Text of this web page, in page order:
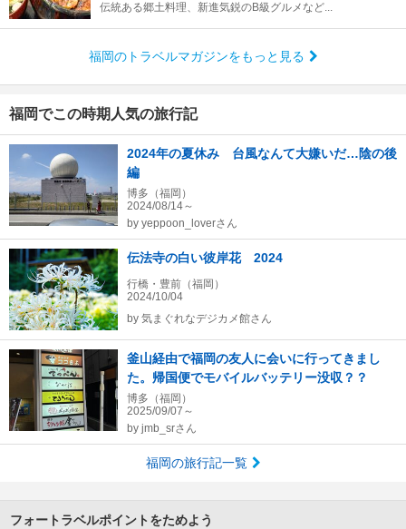
伝統ある郷土料理、新進気鋭のB級グルメなど...
福岡のトラベルマガジンをもっと見る
福岡でこの時期人気の旅行記
2024年の夏休み 台風なんて大嫌いだ…陰の後
編
博多（福岡）
2024/08/14～
by yeppoon_loverさん
伝法寺の白い彼岸花 2024
行橋・豊前（福岡）
2024/10/04
by 気まぐれなデジカメ館さん
釜山経由で福岡の友人に会いに行ってきまし
た。帰国便でモバイルバッテリー没収？？
博多（福岡）
2025/09/07～
by jmb_srさん
福岡の旅行記一覧
フォートラベルポイントをためよう